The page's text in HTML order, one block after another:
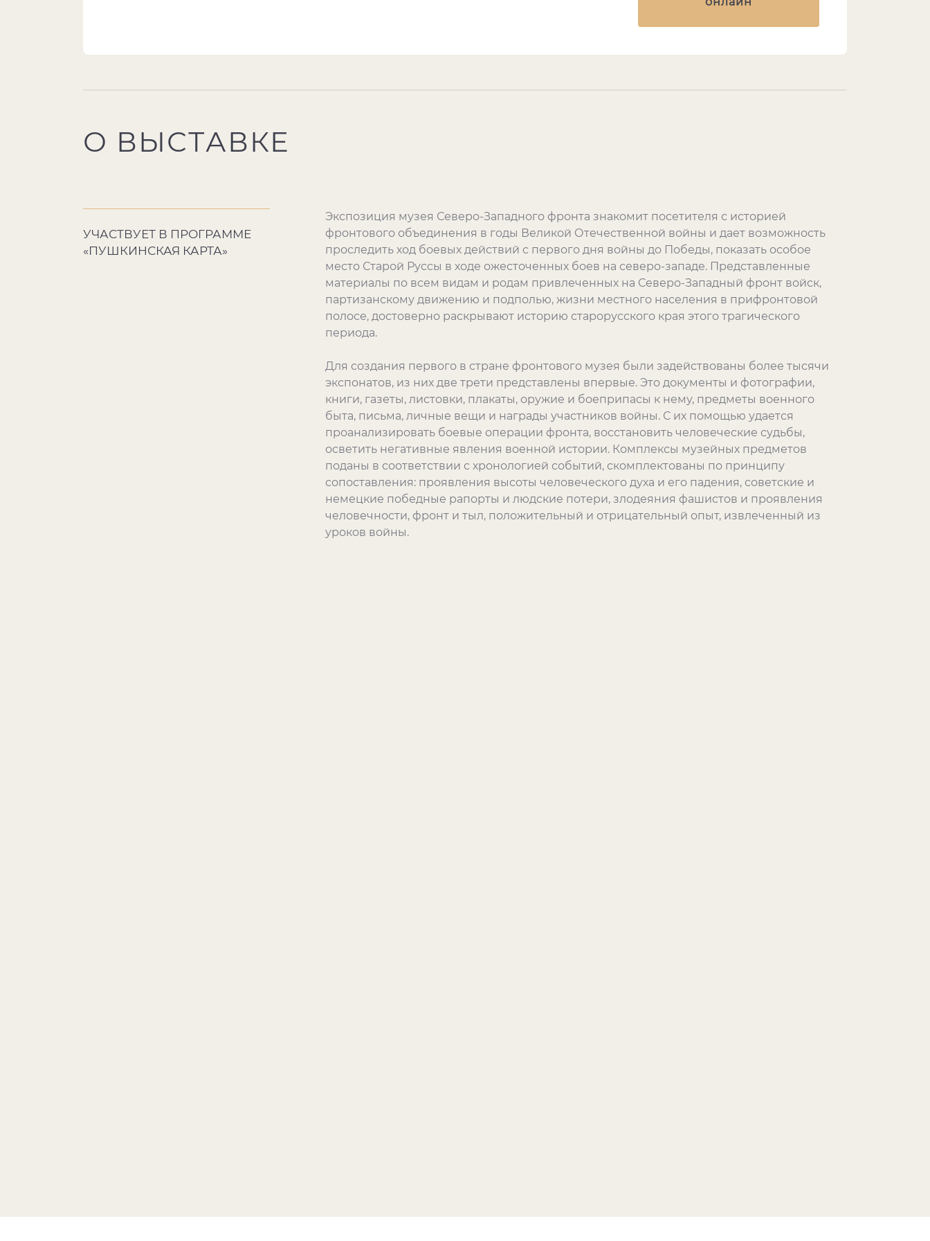
О ВЫСТАВКЕ
УЧАСТВУЕТ В ПРОГРАММЕ
«ПУШКИНСКАЯ КАРТА»
Экспозиция музея Северо-Западного фронта знакомит посетителя с историей
фронтового объединения в годы Великой Отечественной войны и дает возможность
проследить ход боевых действий с первого дня войны до Победы, показать особое
место Старой Руссы в ходе ожесточенных боев на северо-западе. Представленные
материалы по всем видам и родам привлеченных на Северо-Западный фронт войск,
партизанскому движению и подполью, жизни местного населения в прифронтовой
полосе, достоверно раскрывают историю старорусского края этого трагического
периода.
Для создания первого в стране фронтового музея были задействованы более тысячи
экспонатов, из них две трети представлены впервые. Это документы и фотографии,
книги, газеты, листовки, плакаты, оружие и боеприпасы к нему, предметы военного
быта, письма, личные вещи и награды участников войны. С их помощью удается
проанализировать боевые операции фронта, восстановить человеческие судьбы,
осветить негативные явления военной истории. Комплексы музейных предметов
поданы в соответствии с хронологией событий, скомплектованы по принципу
сопоставления: проявления высоты человеческого духа и его падения, советские и
немецкие победные рапорты и людские потери, злодеяния фашистов и проявления
человечности, фронт и тыл, положительный и отрицательный опыт, извлеченный из
уроков войны.